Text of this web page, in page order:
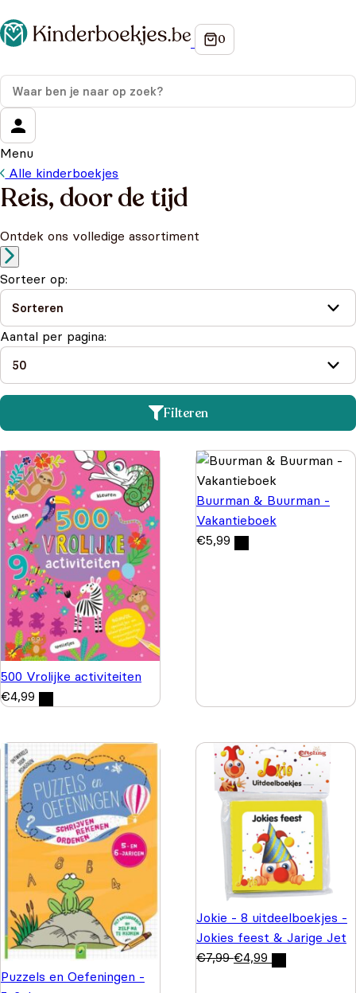
Menu
Alle kinderboekjes
Reis, door de tijd
Ontdek ons volledige assortiment
Sorteer op:
Aantal per pagina:
Filteren
500 Vrolijke activiteiten
€4,99
Buurman & Buurman -
Vakantieboek
€5,99
Puzzels en Oefeningen -
Jokie - 8 uitdeelboekjes -
Jokies feest & Jarige Jet
€7,99 €4,99